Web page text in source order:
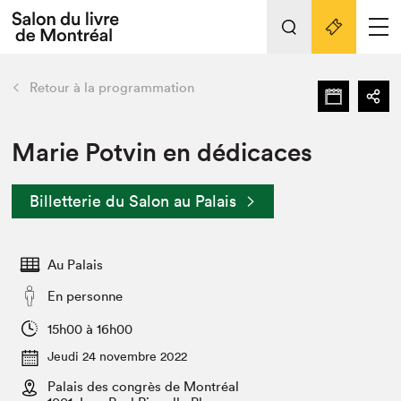
Espace médias
Espace exposant⋅e⋅s
Tout sur l'édition 2022
Actualités
Vidéos et Balados
Club de lecture Braindate
retour Nos activités
Édition 2022
Nous connaître
Projets partenaires 2022
Archives
Liens pratiques
Retour à la programmation
Marie Potvin en dédicaces
Billetterie du Salon au Palais
Au Palais
En personne
15h00 à 16h00
Jeudi 24 novembre 2022
Palais des congrès de Montréal